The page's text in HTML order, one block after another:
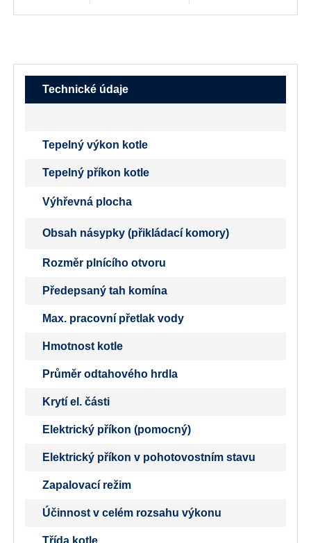
Technické údaje
Tepelný výkon kotle
Tepelný příkon kotle
Výhřevná plocha
Obsah násypky (přikládací komory)
Rozměr plnícího otvoru
Předepsaný tah komína
Max. pracovní přetlak vody
Hmotnost kotle
Průměr odtahového hrdla
Krytí el. části
Elektrický příkon (pomocný)
Elektrický příkon v pohotovostním stavu
Zapalovací režim
Účinnost v celém rozsahu výkonu
Třída kotle